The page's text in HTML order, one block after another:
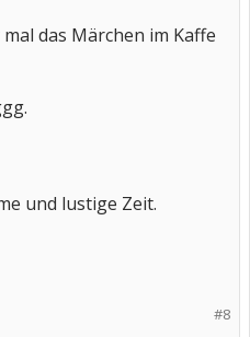
das Märchen im Kaffe
und lustige Zeit.
#8